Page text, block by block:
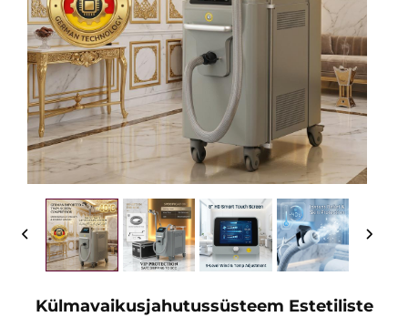
Külmavaikusjahutussüsteem Estetiliste